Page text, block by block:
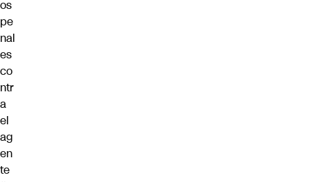
os
pe
nal
es
co
ntr
a
el
ag
en
te